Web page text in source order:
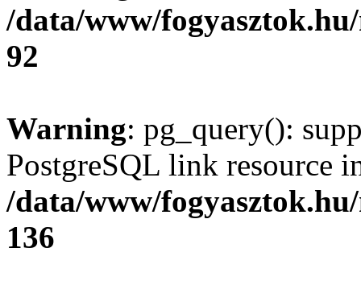
/data/www/
92
Warning: pg_query():
PostgreSQL link resource
/data/www/
136